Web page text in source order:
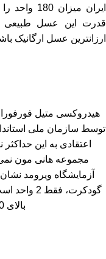
ایران
قدرت این عسل
ارزانترین عسل ارگانیک
هیدروکسی متیل
مجموعه هانی مون
گودکرت،
بالای 500 محسوب می شود.